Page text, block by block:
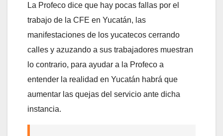
La Profeco dice que hay pocas fallas por el
trabajo de la CFE en Yucatán, las
manifestaciones de los yucatecos cerrando
calles y azuzando a sus trabajadores muestran
lo contrario, para ayudar a la Profeco a
entender la realidad en Yucatán habrá que
aumentar las quejas del servicio ante dicha
instancia.